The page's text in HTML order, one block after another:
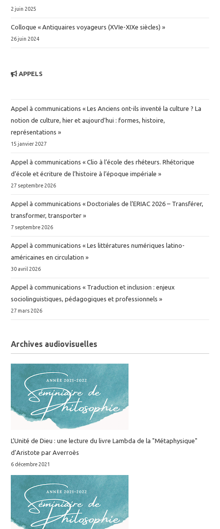
2 juin 2025
Colloque « Antiquaires voyageurs (XVIe-XIXe siècles) »
26 juin 2024
APPELS
Appel à communications « Les Anciens ont-ils inventé la culture ? La
notion de culture, hier et aujourd’hui : formes, histoire,
représentations »
15 janvier 2027
Appel à communications « Clio à l’école des rhéteurs. Rhétorique
d’école et écriture de l’histoire à l’époque impériale »
27 septembre 2026
Appel à communications « Doctoriales de l’ERIAC 2026 – Transférer,
transformer, transporter »
7 septembre 2026
Appel à communications « Les littératures numériques latino-
américaines en circulation »
30 avril 2026
Appel à communications « Traduction et inclusion : enjeux
sociolinguistiques, pédagogiques et professionnels »
27 mars 2026
Archives audiovisuelles
L’Unité de Dieu : une lecture du livre Lambda de la "Métaphysique"
d’Aristote par Averroès
6 décembre 2021